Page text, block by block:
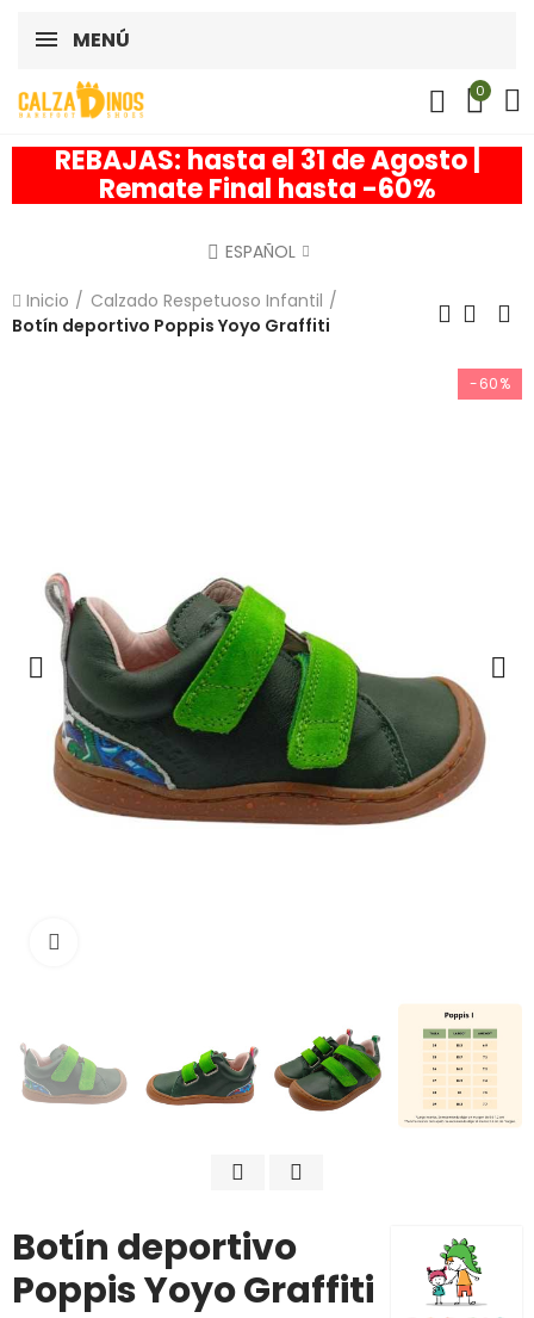
MENÚ
0
REBAJAS: hasta el 31 de Agosto |
Remate Final hasta -60%
ESPAÑOL
Inicio
Calzado Respetuoso Infantil
Botín deportivo Poppis Yoyo Graffiti
-60%
Botín deportivo
Poppis Yoyo Graffiti